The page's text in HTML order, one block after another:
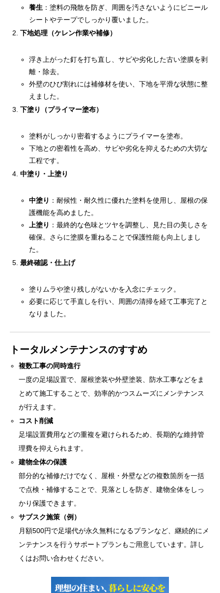
養生 ：塗料の飛散を防ぎ、周囲を汚さないようにビニール
シートやテープでしっかり覆いました。
下地処理（ケレン作業や補修）
浮き上がった釘を打ち直し、サビや劣化した古い塗膜を剥
離・除去。
外壁のひび割れには補修材を使い、下地を平滑な状態に整
えました。
下塗り（プライマー塗布）
塗料がしっかり密着するようにプライマーを塗布。
下地との密着性を高め、サビや劣化を抑えるための大切な
工程です。
中塗り・上塗り
中塗り ：耐候性・耐久性に優れた塗料を使用し、屋根の保
護機能を高めました。
上塗り ：最終的な色味とツヤを調整し、見た目の美しさを
確保。さらに塗膜を重ねることで保護性能も向上しまし
た。
最終確認・仕上げ
塗りムラや塗り残しがないかを入念にチェック。
必要に応じて手直しを行い、周囲の清掃を経て工事完了と
なりました。
トータルメンテナンスのすすめ
複数工事の同時進行
一度の足場設置で、屋根塗装や外壁塗装、防水工事などをま
とめて施工することで、効率的かつスムーズにメンテナンス
が行えます。
コスト削減
足場設置費用などの重複を避けられるため、長期的な維持管
理費を抑えられます。
建物全体の保護
部分的な補修だけでなく、屋根・外壁などの複数箇所を一括
で点検・補修することで、見落としを防ぎ、建物全体をしっ
かり保護できます。
サブスク施策（例）
月額500円で足場代が永久無料になるプランなど、継続的にメ
ンテナンスを行うサポートプランもご用意しています。詳し
くはお問い合わせください。